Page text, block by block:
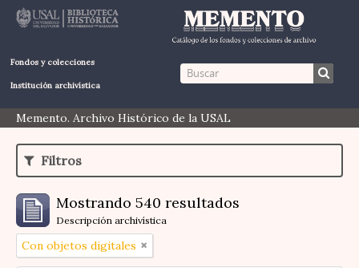
Fondos y colecciones
Institución archivística
Memento. Archivo Histórico de la USAL
Filtros
Mostrando 540 resultados
Descripción archivística
Con objetos digitales